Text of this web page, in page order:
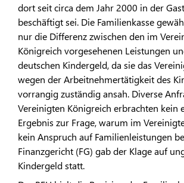
dort seit circa dem Jahr 2000 in der
beschäftigt sei. Die Familienkasse
nur die Differenz zwischen den im
Königreich vorgesehenen Leistungen
deutschen Kindergeld, da sie das
wegen der Arbeitnehmertätigkeit des
vorrangig zuständig ansah. Diverse
Vereinigten Königreich erbrachten kein
Ergebnis zur Frage, warum im
kein Anspruch auf Familienleistungen
Finanzgericht (FG) gab der Klage auf
Kindergeld statt.